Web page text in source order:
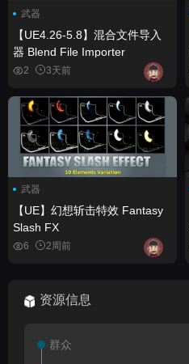
武器
【UE4.26-5.8】混合文件导入
器 Blend File Importer
2 3天前
武器
【UE】幻想斩击特效 Fantasy
Slash FX
6 2周前
资源信息
群众